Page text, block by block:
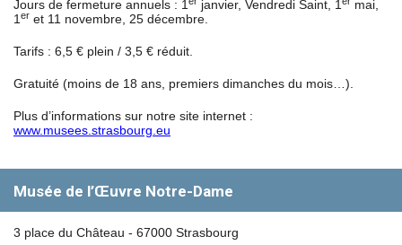
Jours de fermeture annuels : 1 janvier, Vendredi Saint, 1
mai,
1 er et 11 novembre, 25 décembre.
Tarifs : 6,5 € plein / 3,5 € réduit.
Gratuité (moins de 18 ans, premiers dimanches du mois…).
Plus d’informations sur notre site internet :
www.musees.strasbourg.eu
Musée de l’Œuvre Notre-Dame
3 place du Château - 67000 Strasbourg